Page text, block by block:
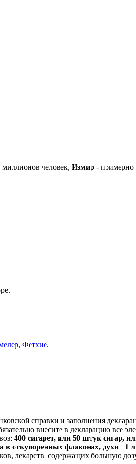
человек, Измир - примерно
, Фетхие.
справки и заполнения
внесите в декларацию все
400 сигарет, или 50 штук сигар,
в откупоренных флаконах, духи - 1
лекарств, содержащих большую